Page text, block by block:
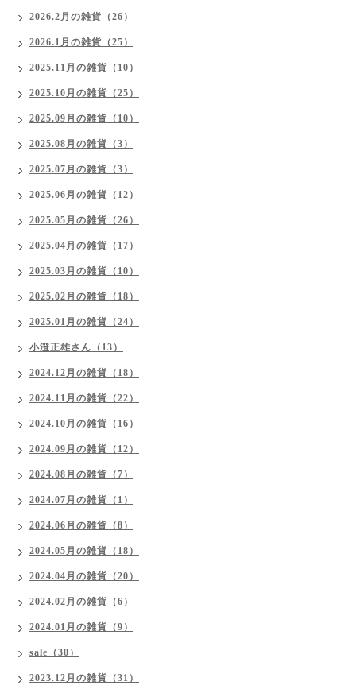
2026.2月の雑貨（26）
2026.1月の雑貨（25）
2025.11月の雑貨（10）
2025.10月の雑貨（25）
2025.09月の雑貨（10）
2025.08月の雑貨（3）
2025.07月の雑貨（3）
2025.06月の雑貨（12）
2025.05月の雑貨（26）
2025.04月の雑貨（17）
2025.03月の雑貨（10）
2025.02月の雑貨（18）
2025.01月の雑貨（24）
小澄正雄さん（13）
2024.12月の雑貨（18）
2024.11月の雑貨（22）
2024.10月の雑貨（16）
2024.09月の雑貨（12）
2024.08月の雑貨（7）
2024.07月の雑貨（1）
2024.06月の雑貨（8）
2024.05月の雑貨（18）
2024.04月の雑貨（20）
2024.02月の雑貨（6）
2024.01月の雑貨（9）
sale（30）
2023.12月の雑貨（31）